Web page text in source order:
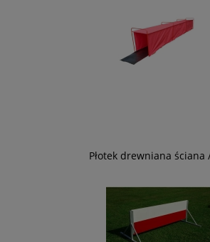
Płotek drewniana ściana